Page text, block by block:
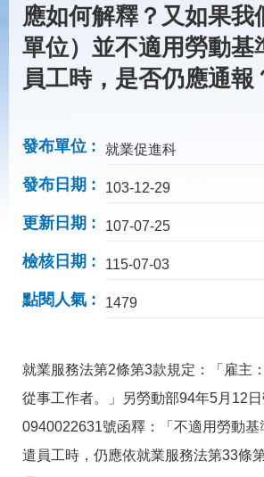
服
務
載
常
問
網
導
覽
回
頁
意
信
箱
常
見
問
雙
語
詞
應如何解釋？又如果我
單位）並不適用勞動基
員工時，是否仍應通報
發布單位 就業促進科
發布日期 103-12-29
更新日期 107-07-25
檢核日期 115-07-03
點閱人氣 1479
就業服務法第2條第3款規定：「雇主
從事工作者。」另勞動部94年5月12
0940022631號函釋：「不適用勞動基
遣員工時，仍應依就業服務法第33條